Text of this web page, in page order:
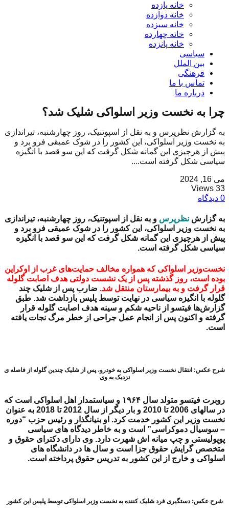
خانه یازده
خانه دوازده
خانه سیزده
خانه چهارده
خانه پانزده
سیاسی
بین الملل
فرهنگی
تماس با ما
درباره ما
چرا به نخست وزیر اسلواکی شلیک شد؟
به گزارش نظرپرس و به نقل از اسپوتنیک، روز چهارشنبه، تیراندازی
به نخست وزیر اسلواکی، این کشور را در شوک عمیقی فرو برد و
پیش از هرچیزی این گمانه شکل گرفت که این سو قصد با انگیزه
سیاسی شکل گرفته است....
می 16, 2024
33 Views
0 دیدگاه
به گزارش نظرپرس و به نقل از اسپوتنیک، روز چهارشنبه، تیراندازی
به نخست وزیر اسلواکی، این کشور را در شوک عمیقی فرو برد و
پیش از هرچیزی این گمانه شکل گرفت که این سو قصد با انگیزه
سیاسی شکل گرفته است.
نخست‌وزیر اسلواکی که همواره مخالف حمایت‌های غرب از اوکراین
بوده است، روز گذشته پس از یک نشست دولتی هدف اصابت گلوله
قرار گرفت و به بیمارستان منتقل شد. ضارب پس از شلیک چند
گلوله با انگیزه سیاسی در نهایت توسط پلیس بازداشت شد. طبق
گزارش‌ها فیتسو از ناحیه شکم و سینه هدف اصابت گلوله قرار
گرفته و اکنون پس از انجام عمل جراحی از خطر مرگ نجات یافته
است.
شرح عکس: انتقال نخست وزیر اسلواکی به خودرو، پس از شلیک چندین گلوله از فاصله ی
نزدیک به وی
روبرت فیتسو متولد سال ۱۹۶۴ و سیاستمدار اهل اسلواکی است که
در سالهای 2006 تا 2010 و بار دیگر از سال 2012 تا 2018 به عنوان
نخست وزیر این کشور خدمت کرد. او بنیانگذار و رئیس حزب “دوره
– سوسیال دموکراسی” است و به خاطر دیدگاه های سیاسی
پوپولیستی و چپ میانه اش شهرت دارد. وی دارای دکترای حقوق و
متخصص گرایش حقوق جزا است و سال ها در دانشگاه های
اسلواکی و خارج از این کشور به تدریس حقوق پرداخته است.
شرح عکس: دستگیری فرد شلیک کننده به نخست وزیر اسلواکی توسط پلیس این کشور